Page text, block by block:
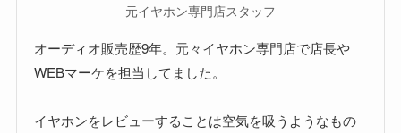
元イヤホン専門店スタッフ
オーディオ販売歴9年。元々イヤホン専門店で店長や
WEBマーケを担当してました。
イヤホンをレビューすることは空気を吸うようなもの